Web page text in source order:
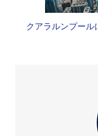
クアラルンプール